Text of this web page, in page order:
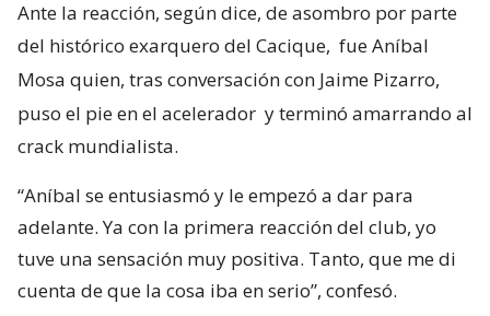
Ante la reacción, según dice, de asombro por parte
del histórico exarquero del Cacique, fue Aníbal
Mosa quien, tras conversación con Jaime Pizarro,
puso el pie en el acelerador y terminó amarrando al
crack mundialista.
“Aníbal se entusiasmó y le empezó a dar para
adelante. Ya con la primera reacción del club, yo
tuve una sensación muy positiva. Tanto, que me di
cuenta de que la cosa iba en serio”, confesó.